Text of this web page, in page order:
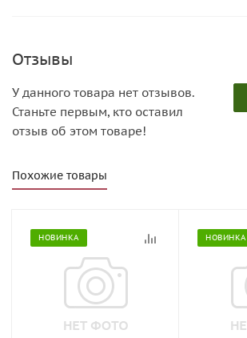
Отзывы
У данного товара нет отзывов.
Станьте первым, кто оставил
отзыв об этом товаре!
Похожие товары
НОВИНКА НОВИНКА